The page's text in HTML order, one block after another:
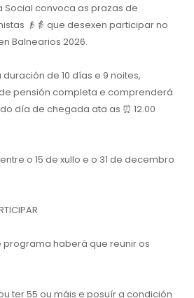
Social convoca as prazas de
👴 👵 que desexen participar no
Balnearios 2026.
de 10 días e 9 noites,
pensión completa e comprenderá
do día de chegada ata as ⏰ 12.00
o 15 de xullo e o 31 de decembro
haberá que reunir os
ter 55 ou máis e posuír a condición